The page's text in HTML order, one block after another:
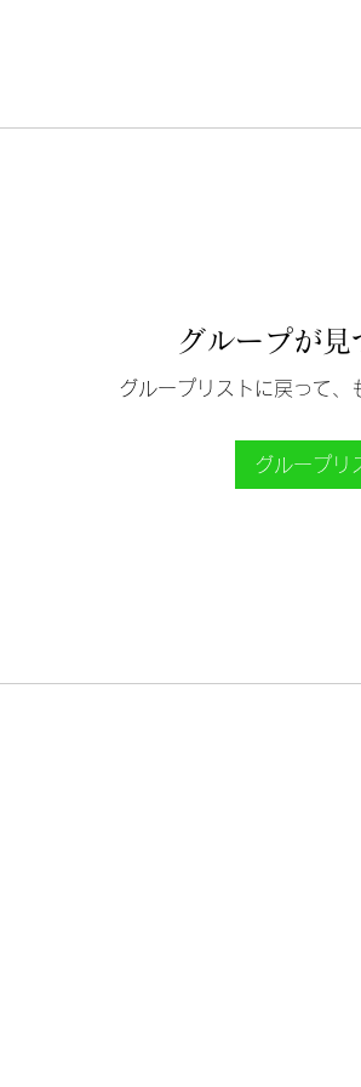
グループが
グループリストに戻って、
グループリ